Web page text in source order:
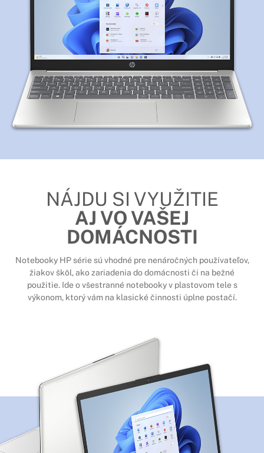
NÁJDU SI VYUŽITIE
AJ VO VAŠEJ
DOMÁCNOSTI
Notebooky HP série sú vhodné pre nenáročných používateľov,
žiakov škôl, ako zariadenia do domácnosti či na bežné
použitie. Ide o všestranné notebooky v plastovom tele s
výkonom, ktorý vám na klasické činnosti úplne postačí.